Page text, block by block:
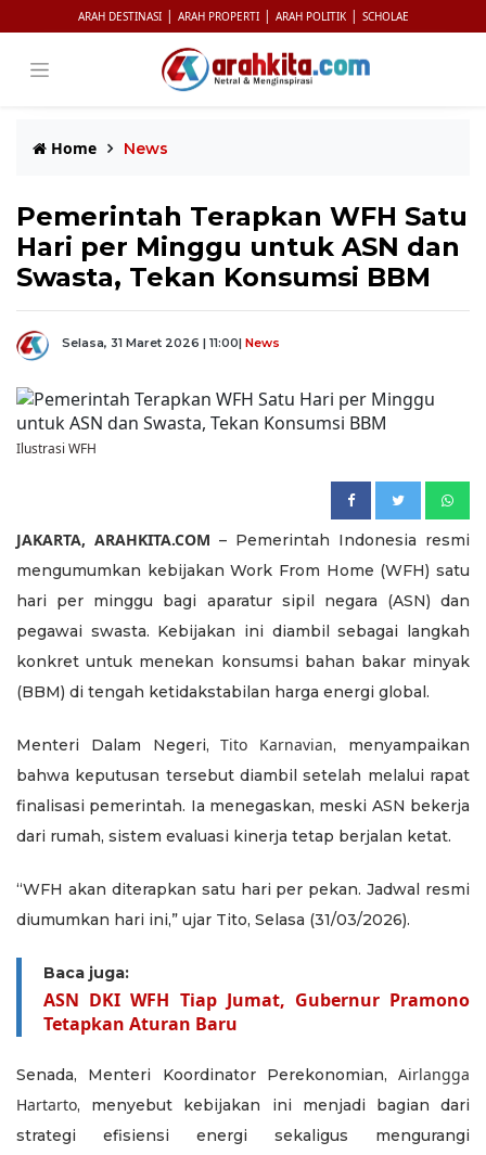
ARAH DESTINASI | ARAH PROPERTI | ARAH POLITIK | SCHOLAE
Home News
Pemerintah Terapkan WFH Satu
Hari per Minggu untuk ASN dan
Swasta, Tekan Konsumsi BBM
Selasa, 31 Maret 2026 | 11:00| News
Ilustrasi WFH
JAKARTA, ARAHKITA.COM – Pemerintah Indonesia resmi
mengumumkan kebijakan Work From Home (WFH) satu
hari per minggu bagi aparatur sipil negara (ASN) dan
pegawai swasta. Kebijakan ini diambil sebagai langkah
konkret untuk menekan konsumsi bahan bakar minyak
(BBM) di tengah ketidakstabilan harga energi global.
Menteri Dalam Negeri,Tito Karnavian, menyampaikan
bahwa keputusan tersebut diambil setelah melalui rapat
finalisasi pemerintah. Ia menegaskan, meski ASN bekerja
dari rumah, sistem evaluasi kinerja tetap berjalan ketat.
“WFH akan diterapkan satu hari per pekan. Jadwal resmi
diumumkan hari ini,” ujar Tito, Selasa (31/03/2026).
Baca juga:
ASN DKI WFH Tiap Jumat, Gubernur Pramono
Tetapkan Aturan Baru
Senada, Menteri Koordinator Perekonomian, Airlangga
Hartarto, menyebut kebijakan ini menjadi bagian dari
strategi efisiensi energi sekaligus mengurangi